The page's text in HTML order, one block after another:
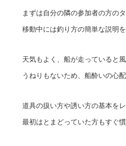
まずは自分の隣の参加者の方の
移動中には釣り方の簡単な説明
天気もよく、船が走っていると
うねりもないため、船酔いの心
道具の扱い方や誘い方の基本をレ
最初はとまどっていた方もすぐ